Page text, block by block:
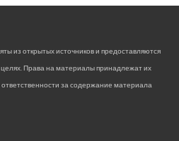
из открытых источников и предоставляются
Права на материалы принадлежат их
за содержание материала